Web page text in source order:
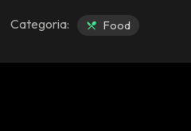
Categoria: Food